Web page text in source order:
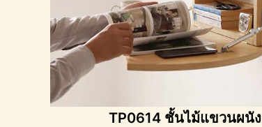
TP0614 ชั้นไม้แขวนผนัง